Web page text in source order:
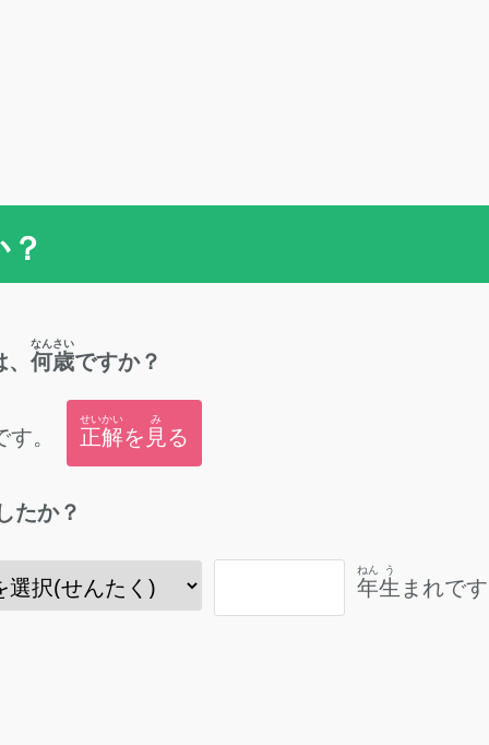
何歳
なんさい
ですか？
す。 正解
せいかい
を 見
み
る
たか？
年
ねん
生
う
まれで